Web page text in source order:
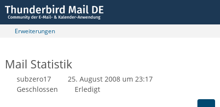
Erweiterungen
Mail Statistik
subzero17
25. August 2008 um 23:17
Geschlossen
Erledigt